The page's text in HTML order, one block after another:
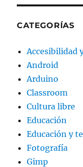
entradas
CATEGORÍAS
Accesibilidad
Android
Arduino
Classroom
Cultura libre
Educación
Educación y
Fotografía
Gimp